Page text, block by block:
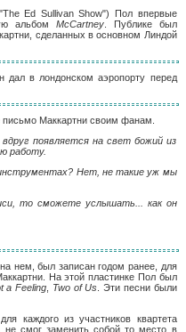
Ed Sullivan Show") Пол впервые
альбом McCartney. Публике был
сделанных в основном Линдой
в лондонском аэропорту перед
письмо Маккартни своим фанам.
появляется на свет божий из
работу.
Нет, не такие уж мы
то сможете услышать... как он
нем, был записан годом ранее, для
На этой пластинке Пол был
a Feeling Two of Us . Эти песни были
каждого из участников квартета
не смог заменить собой то место в